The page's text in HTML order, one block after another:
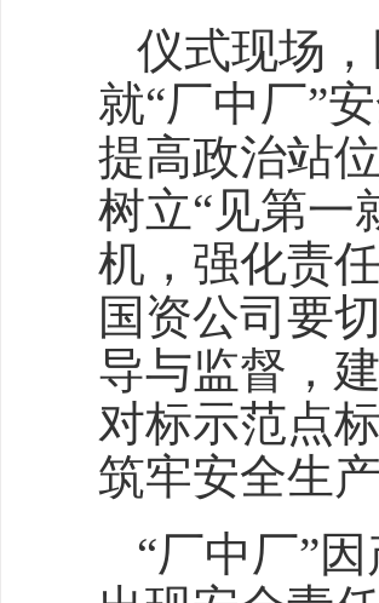
仪式现场
就“厂中厂”
提高政治站
树立“见第一
机，强化责
国资公司要
导与监督，
对标示范点
筑牢安全生产
“厂中厂”